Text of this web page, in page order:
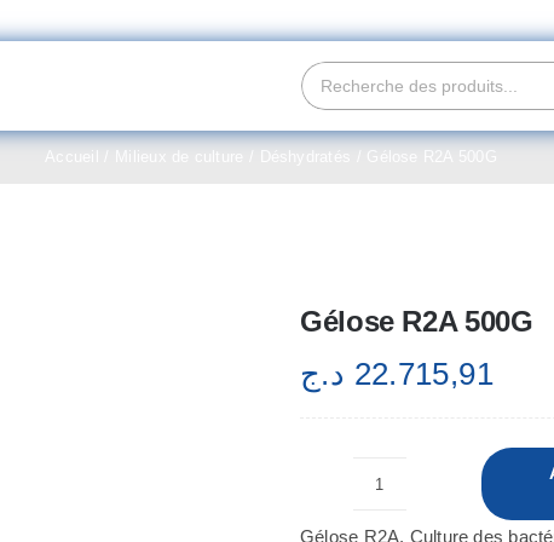
Rechercher:
Accueil Milieux de culture Déshydratés Gélose R2A 500G
Gélose R2A 500G
22.715,91 د.ج
de
Gélose R2A. Culture des